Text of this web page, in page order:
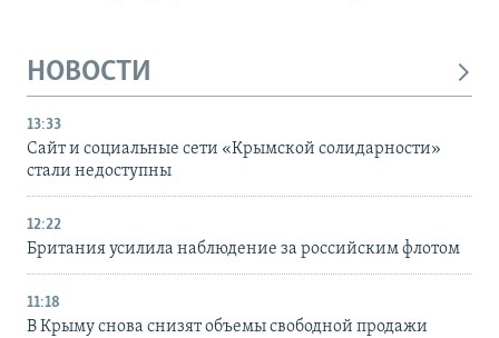
НОВОСТИ
13:33
Сайт и социальные сети «Крымской солидарности»
стали недоступны
12:22
Британия усилила наблюдение за российским флотом
11:18
В Крыму снова снизят объемы свободной продажи